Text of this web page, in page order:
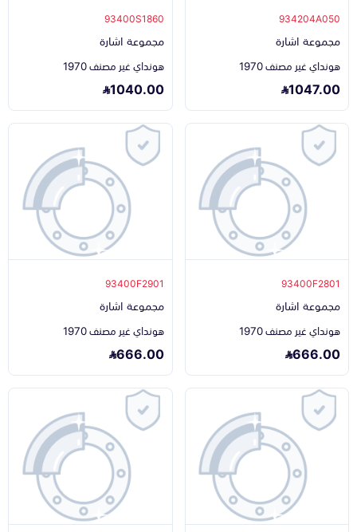
934204A050
مجموعة اشارة
هونداي غير مصنف 1970
1047.00
93400S1860
مجموعة اشارة
هونداي غير مصنف 1970
1040.00
93400F2801
مجموعة اشارة
هونداي غير مصنف 1970
666.00
93400F2901
مجموعة اشارة
هونداي غير مصنف 1970
666.00